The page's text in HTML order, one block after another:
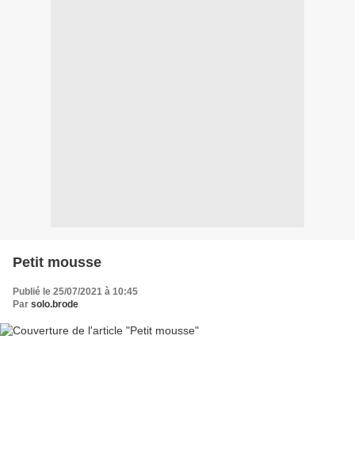
Petit mousse
Publié le 25/07/2021 à 10:45
Par solo.brode